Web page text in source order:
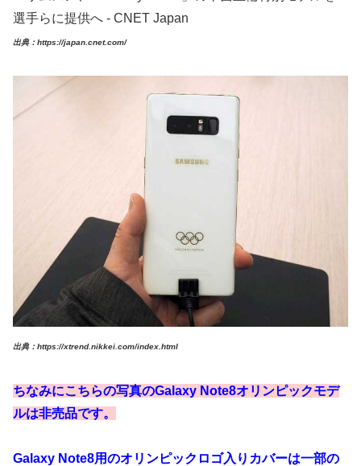
出典：https://japan.cnet.com/
出典：https://xtrend.nikkei.com/index.html
ちなみにこちらの写真のGalaxy Note8オリンピックモデ
ルは非売品です。
Galaxy Note8用のオリンピックロゴ入りカバーは一部の